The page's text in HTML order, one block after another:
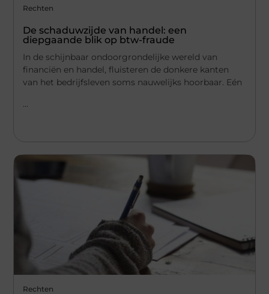
Rechten
De schaduwzijde van handel: een
diepgaande blik op btw-fraude
In de schijnbaar ondoorgrondelijke wereld van
financiën en handel, fluisteren de donkere kanten
van het bedrijfsleven soms nauwelijks hoorbaar. Eén
...
Rechten